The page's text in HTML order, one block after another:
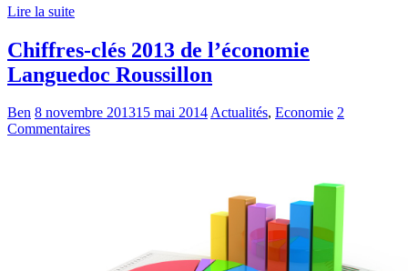
Lire la suite
Chiffres-clés 2013 de l’économie
Languedoc Roussillon
Ben 8 novembre 201315 mai 2014Actualités, Economie 2
Commentaires